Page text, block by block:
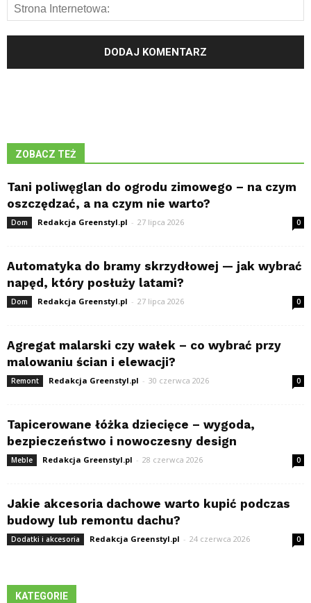
ZOBACZ TEŻ
Tani poliwęglan do ogrodu zimowego – na czym
oszczędzać, a na czym nie warto?
Dom Redakcja Greenstyl.pl - 27 lipca 2026 0
Automatyka do bramy skrzydłowej — jak wybrać
napęd, który posłuży latami?
Dom Redakcja Greenstyl.pl - 27 lipca 2026 0
Agregat malarski czy wałek – co wybrać przy
malowaniu ścian i elewacji?
Remont Redakcja Greenstyl.pl - 30 czerwca 2026 0
Tapicerowane łóżka dziecięce – wygoda,
bezpieczeństwo i nowoczesny design
Meble Redakcja Greenstyl.pl - 28 czerwca 2026 0
Jakie akcesoria dachowe warto kupić podczas
budowy lub remontu dachu?
Dodatki i akcesoria Redakcja Greenstyl.pl - 24 czerwca 2026 0
KATEGORIE